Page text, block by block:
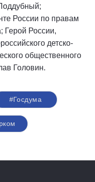
России по правам
Герой России,
детско-
общественного
Головин.
#Госдума